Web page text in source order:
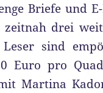
Briefe und
drei
sind
Euro pro
Martina